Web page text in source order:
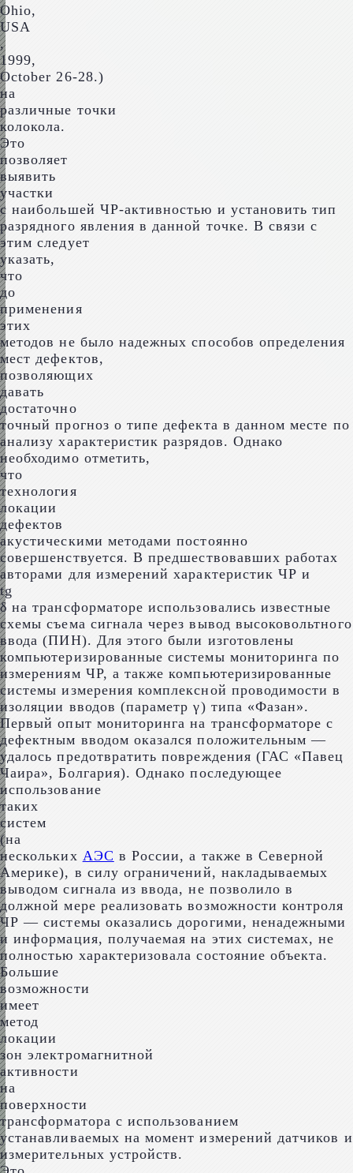
Ohio,
USA
,
1999,
October 26-28.)
на
различные точки
колокола.
Это
позволяет
выявить
участки
с наибольшей ЧР-активностью и установить тип
разрядного явления в данной точке. В связи с
этим следует
указать,
что
до
применения
этих
методов не было надежных способов определения
мест дефектов,
позволяющих
давать
достаточно
точный прогноз о типе дефекта в данном месте по
анализу характеристик разрядов. Однако
необходимо отметить,
что
технология
локации
дефектов
акустическими методами постоянно
совершенствуется. В предшествовавших работах
авторами для измерений характеристик ЧР и
tg
δ на трансформаторе использовались известные
схемы съема сигнала через вывод высоковольтного
ввода (ПИН). Для этого были изготовлены
компьютеризированные системы мониторинга по
измерениям ЧР, а также компьютеризированные
системы измерения комплексной проводимости в
изоляции вводов (параметр γ) типа «Фазан».
Первый опыт мониторинга на трансформаторе с
дефектным вводом оказался положительным —
удалось предотвратить повреждения (ГАС «Павец
Чаира», Болгария). Однако последующее
использование
таких
систем
(на
нескольких АЭС в России, а также в Северной
Америке), в силу ограничений, накладываемых
выводом сигнала из ввода, не позволило в
должной мере реализовать возможности контроля
ЧР — системы оказались дорогими, ненадежными
и информация, получаемая на этих системах, не
полностью характеризовала состояние объекта.
Большие
возможности
имеет
метод
локации
зон электромагнитной
активности
на
поверхности
трансформатора с использованием
устанавливаемых на момент измерений датчиков и
измерительных устройств.